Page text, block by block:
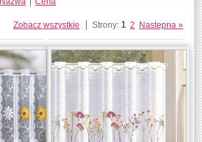
Zobacz wszystkie Strony: 1 2 Następna »